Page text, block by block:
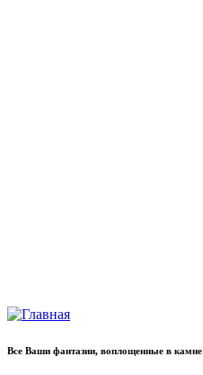
Все Ваши фантазии, воплощенные в камне